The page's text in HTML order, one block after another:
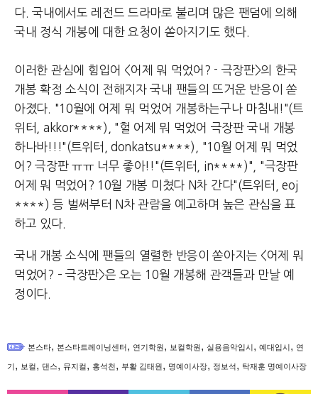
다. 국내에서도 레전드 드라마로 불리며 많은 팬덤에 의해
국내 정식 개봉에 대한 요청이 쏟아지기도 했다.
이러한 관심에 힘입어 <어제 뭐 먹었어? - 극장판>의 한국
개봉 확정 소식이 전해지자 국내 팬들의 뜨거운 반응이 쏟
아졌다. "10월에 어제 뭐 먹었어 개봉하는구나 마침내!"(트
위터, akkor****), "헐 어제 뭐 먹었어 극장판 국내 개봉
하나바!!!"(트위터, donkatsu****), "10월 어제 뭐 먹었
어? 극장판 ㅠㅠ 너무 좋아!!"(트위터, in****)", "극장판
어제 뭐 먹었어? 10월 개봉 미쳤다 N차 간다"(트위터, eoj
****) 등 벌써부터 N차 관람을 예고하며 높은 관심을 표
하고 있다.
국내 개봉 소식에 팬들의 열렬한 반응이 쏟아지는 <어제 뭐
먹었어? – 극장판>은 오는 10월 개봉해 관객들과 만날 예
정이다.
본스타, 본스타트레이닝센터, 연기학원, 보컬학원, 실용음악입시, 예대입시, 연
기, 보컬, 댄스, 뮤지컬, 홍석천, 부활 김태원, 명예이사장, 정보석, 탁재훈 명예이사장